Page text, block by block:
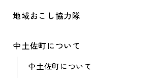
地域おこし協力隊
中土佐町について
中土佐町について